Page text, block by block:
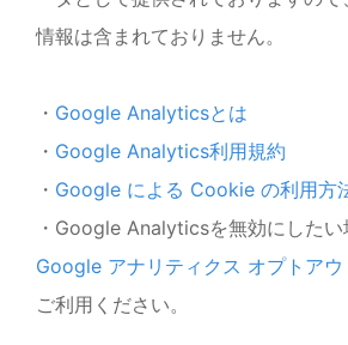
情報は含まれておりません。
・ Google Analyticsとは
・ Google Analytics利用規約
・ Google による Cookie の利用方
・Google Analyticsを無効にしたい
Google アナリティクス オプトアウ
ご利用ください。